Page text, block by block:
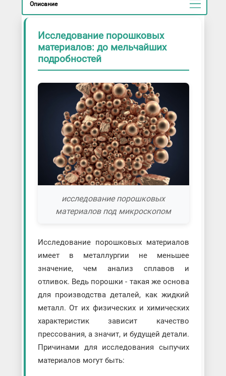
Описание
Исследование порошковых
материалов: до мельчайших
подробностей
исследование порошковых
материалов под микроскопом
Исследование порошковых материалов
имеет в металлургии не меньшее
значение, чем анализ сплавов и
отливок. Ведь порошки - такая же основа
для производства деталей, как жидкий
металл. От их физических и химических
характеристик зависит качество
прессования, а значит, и будущей детали.
Причинами для исследования сыпучих
материалов могут быть: